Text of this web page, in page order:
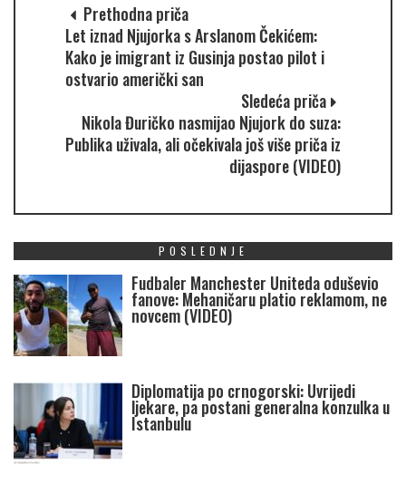
Prethodna priča
Let iznad Njujorka s Arslanom Čekićem:
Kako je imigrant iz Gusinja postao pilot i
ostvario američki san
Sledeća priča
Nikola Đuričko nasmijao Njujork do suza:
Publika uživala, ali očekivala još više priča iz
dijaspore (VIDEO)
POSLEDNJE
Fudbaler Manchester Uniteda oduševio
fanove: Mehaničaru platio reklamom, ne
novcem (VIDEO)
Diplomatija po crnogorski: Uvrijedi
ljekare, pa postani generalna konzulka u
Istanbulu